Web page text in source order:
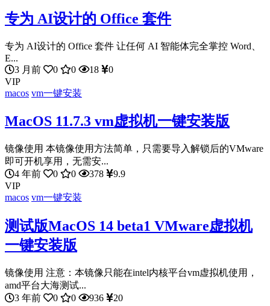
专为 AI设计的 Office 套件
专为 AI设计的 Office 套件 让任何 AI 智能体完全掌控 Word、
E...
3 月前
0 0 18
0
VIP
macos vm一键安装
MacOS 11.7.3 vm虚拟机一键安装版
镜像使用 本镜像使用方法简单，只需要导入解锁后的VMware
即可开机享用，无需安...
4 年前
0 0 378
9.9
VIP
macos vm一键安装
测试版MacOS 14 beta1 VMware虚拟机
一键安装版
镜像使用 注意：本镜像只能在intel内核平台vm虚拟机使用，
amd平台大海测试...
3 年前
0 0 936 20